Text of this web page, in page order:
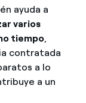
ayuda a
varios
tiempo,
contratada
a lo
a un